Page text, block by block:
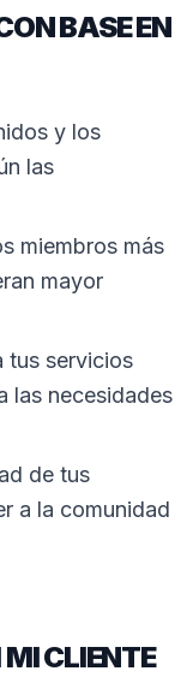
BASE EN
y los
las
miembros más
mayor
tus servicios
las necesidades
de tus
a la comunidad
CLIENTE